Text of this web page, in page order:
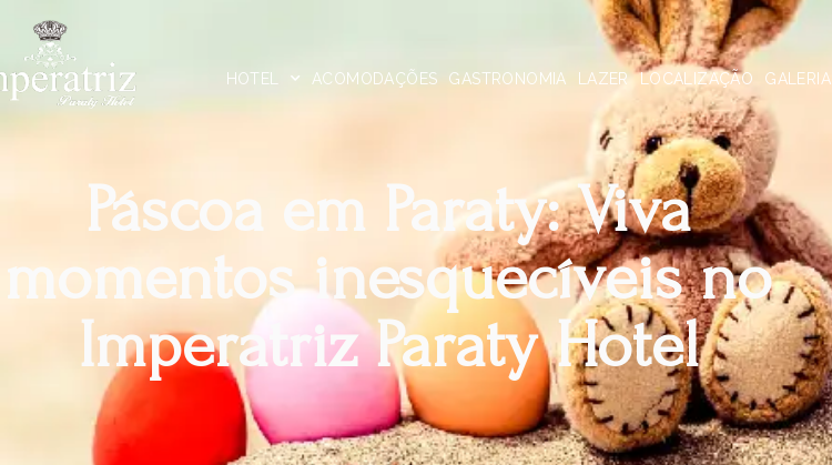
HOTEL ACOMODAÇÕES GASTRONOMIA LAZER LOCALIZAÇÃO GALERIA
Páscoa em Paraty: Viva
momentos inesquecíveis no
Imperatriz Paraty Hotel